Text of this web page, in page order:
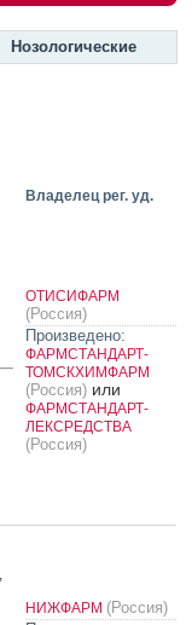
Нозологические
Владелец рег. уд.
ОТИСИФАРМ
(Россия)
Произведено:
ФАРМСТАНДАРТ-
ТОМСКХИМФАРМ
(Россия) или
ФАРМСТАНДАРТ-
ЛЕКСРЕДСТВА
(Россия)
НИЖФАРМ (Россия)